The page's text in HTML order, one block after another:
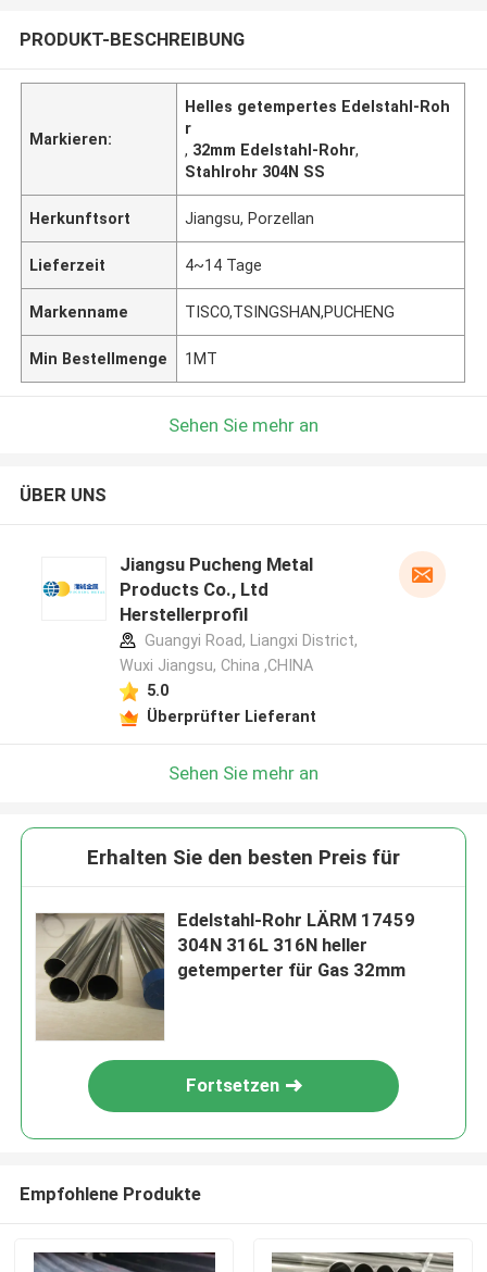
PRODUKT-BESCHREIBUNG
Markieren:
Helles getempertes Edelstahl-Roh
r
, 32mm Edelstahl-Rohr,
Stahlrohr 304N SS
Herkunftsort Jiangsu, Porzellan
Lieferzeit 4~14 Tage
Markenname TISCO,TSINGSHAN,PUCHENG
Min Bestellmenge 1MT
Sehen Sie mehr an
ÜBER UNS
Jiangsu Pucheng Metal
Products Co., Ltd
Herstellerprofil
Guangyi Road, Liangxi District,
Wuxi Jiangsu, China ,CHINA
5.0
Überprüfter Lieferant
Sehen Sie mehr an
Erhalten Sie den besten Preis für
Edelstahl-Rohr LÄRM 17459
304N 316L 316N heller
getemperter für Gas 32mm
Fortsetzen
Empfohlene Produkte